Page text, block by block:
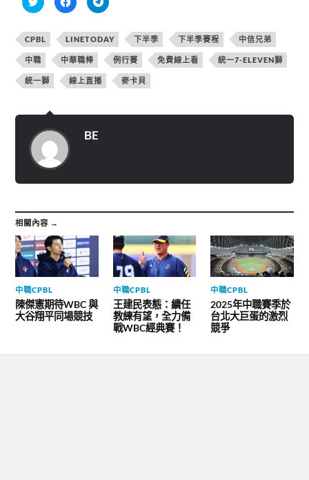
享
w
i
t
t
e
r
(
在
窗
開
啟
)
一
分
享
至
F
a
c
e
b
k
啟
一
分
享
到
T
e
l
g
m
啟
CPBL LINETODAY 下半季 下半季賽程 中信兄弟
中職 中華職棒 例行賽 免費線上看 統一7-ELEVEN獅
統一獅 線上直播 麥卡貝
BE
相關內容 →
中職CPBL
陳傑憲期待WBC 與
大谷翔平同場競技
中職CPBL
王建民表態：續任
教練有望，全力備
戰WBC經典賽！
中職CPBL
2025年中職賽季於
台北大巨蛋的激烈
競爭